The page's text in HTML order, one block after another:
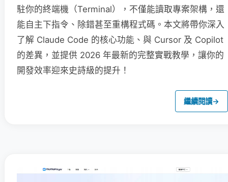
駐你的終端機（Terminal），不僅能讀取專案架構，還
能自主下指令、除錯甚至重構程式碼。本文將帶你深入
了解 Claude Code 的核心功能、與 Cursor 及 Copilot
的差異，並提供 2026 年最新的完整實戰教學，讓你的
開發效率迎來史詩級的提升！
繼續閱讀→